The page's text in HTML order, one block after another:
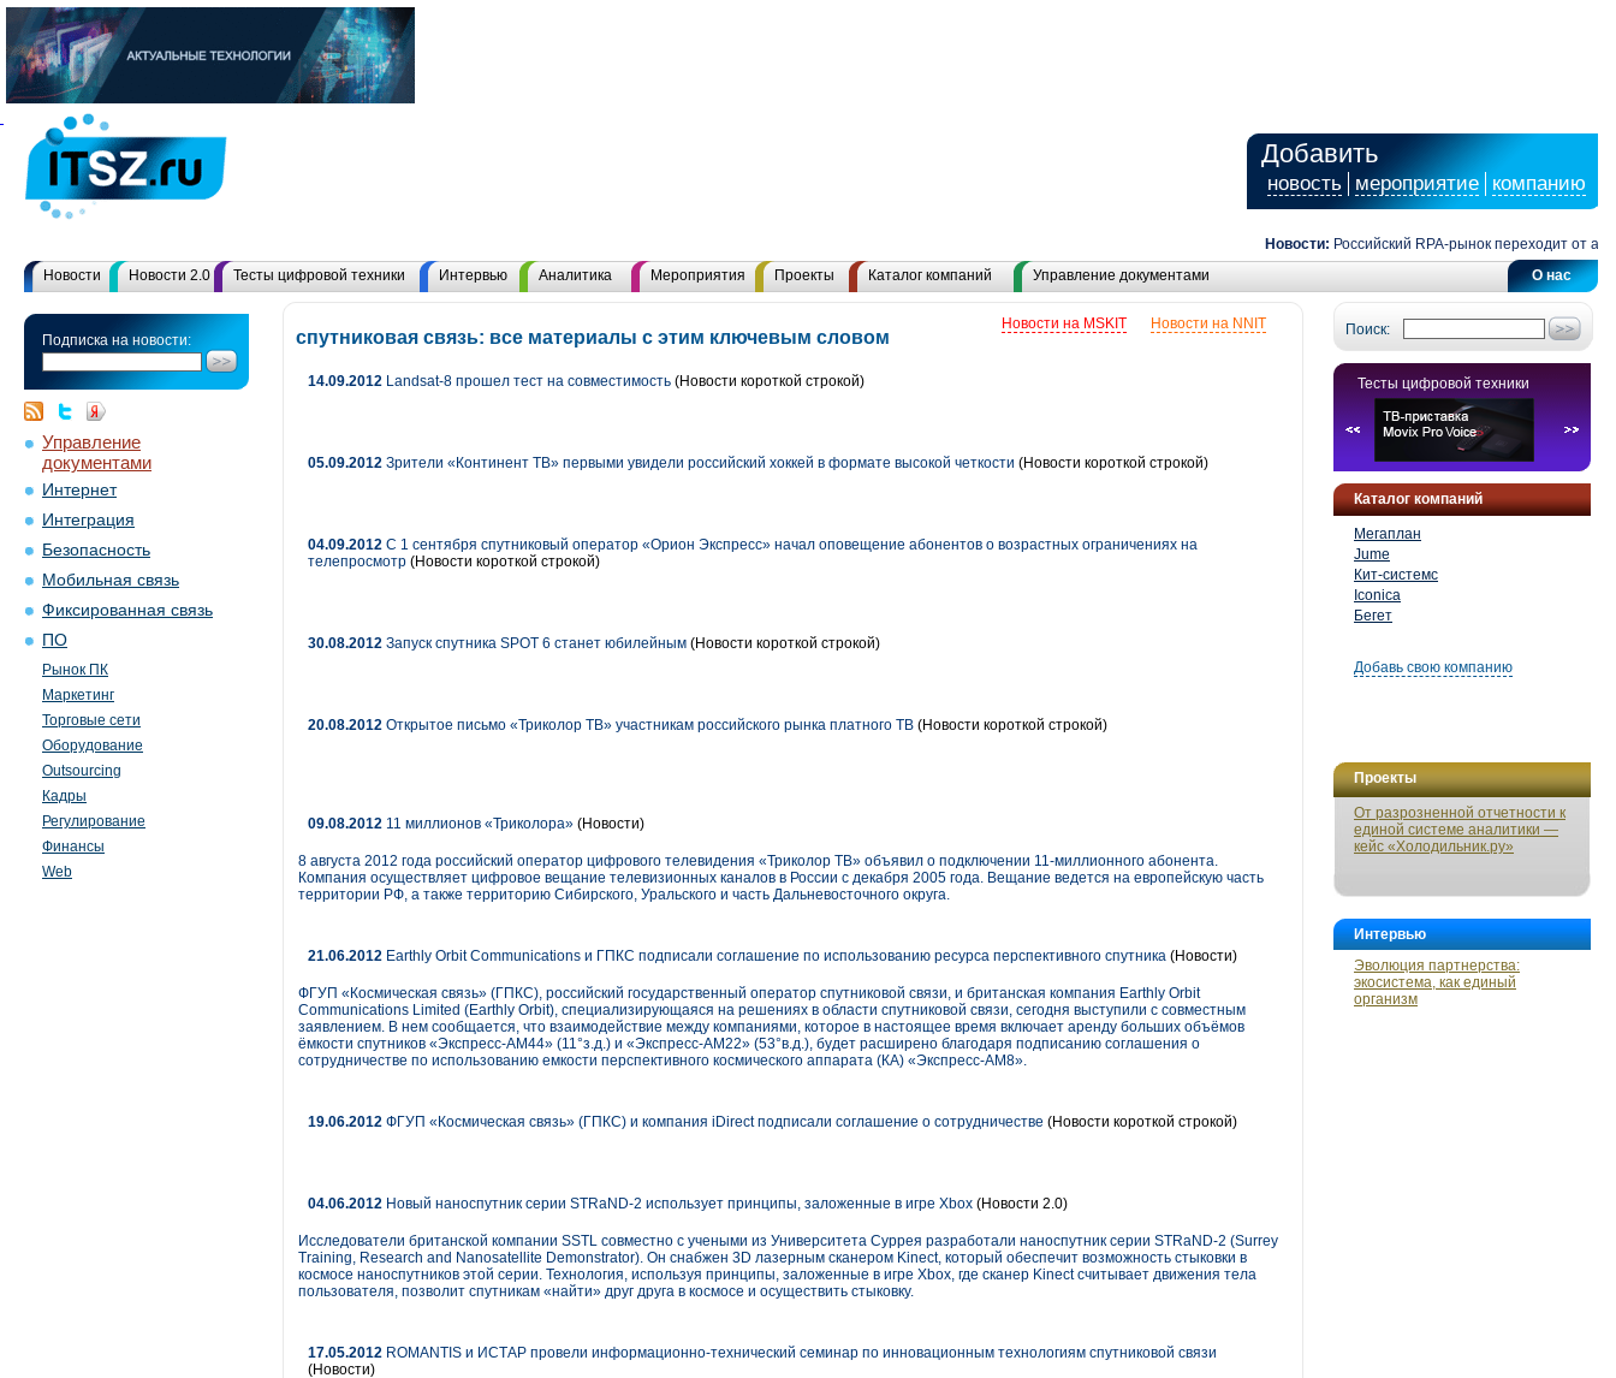
Добавить
новость мероприятие компанию
Новости: Российский RPA-рынок переходит от
О нас
Новости Новости 2.0 Тесты цифровой техники Интервью Аналитика Мероприятия Проекты Каталог компаний Управление документами
Подписка на новости:
Управление
документами
Интернет
Интеграция
Безопасность
Мобильная связь
Фиксированная связь
ПО
Рынок ПК
Маркетинг
Торговые сети
Оборудование
Outsourcing
Кадры
Регулирование
Финансы
Web
Поиск:
Тесты цифровой техники
Каталог компаний
Мегаплан
Jume
Кит-системс
Iconica
Бегет
Добавь свою компанию
Проекты
От разрозненной отчетности к
единой системе аналитики —
кейс «Холодильник.ру»
Интервью
Эволюция партнерства:
экосистема, как единый
организм
Новости на NNIT
Новости на MSKIT
спутниковая связь: все материалы с этим ключевым словом
14.09.2012 Landsat-8 прошел тест на совместимость (Новости короткой строкой)
05.09.2012 Зрители «Континент ТВ» первыми увидели российский хоккей в формате высокой четкости (Новости короткой строкой)
04.09.2012 С 1 сентября спутниковый оператор «Орион Экспресс» начал оповещение абонентов о возрастных ограничениях на
телепросмотр (Новости короткой строкой)
30.08.2012 Запуск спутника SPOT 6 станет юбилейным (Новости короткой строкой)
20.08.2012 Открытое письмо «Триколор ТВ» участникам российского рынка платного ТВ (Новости короткой строкой)
09.08.2012 11 миллионов «Триколора» (Новости)
8 августа 2012 года российский оператор цифрового телевидения «Триколор ТВ» объявил о подключении 11-миллионного абонента.
Компания осуществляет цифровое вещание телевизионных каналов в России с декабря 2005 года. Вещание ведется на европейскую часть
территории РФ, а также территорию Сибирского, Уральского и часть Дальневосточного округа.
21.06.2012 Earthly Orbit Communications и ГПКС подписали соглашение по использованию ресурса перспективного спутника (Новости)
ФГУП «Космическая связь» (ГПКС), российский государственный оператор спутниковой связи, и британская компания Earthly Orbit
Communications Limited (Earthly Orbit), специализирующаяся на решениях в области спутниковой связи, сегодня выступили с совместным
заявлением. В нем сообщается, что взаимодействие между компаниями, которое в настоящее время включает аренду больших объёмов
ёмкости спутников «Экспресс-AM44» (11°з.д.) и «Экспресс-AM22» (53°в.д.), будет расширено благодаря подписанию соглашения о
сотрудничестве по использованию емкости перспективного космического аппарата (КА) «Экспресс-AM8».
19.06.2012 ФГУП «Космическая связь» (ГПКС) и компания iDirect подписали соглашение о сотрудничестве (Новости короткой строкой)
04.06.2012 Новый наноспутник серии STRaND-2 использует принципы, заложенные в игре Xbox (Новости 2.0)
Исследователи британской компании SSTL совместно с учеными из Университета Суррея разработали наноспутник серии STRaND-2 (Surrey
Training, Research and Nanosatellite Demonstrator). Он снабжен 3D лазерным сканером Kinect, который обеспечит возможность стыковки в
космосе наноспутников этой серии. Технология, используя принципы, заложенные в игре Xbox, где сканер Kinect считывает движения тела
пользователя, позволит спутникам «найти» друг друга в космосе и осуществить стыковку.
17.05.2012 ROMANTIS и ИСТАР провели информационно-технический семинар по инновационным технологиям спутниковой связи
(Новости)